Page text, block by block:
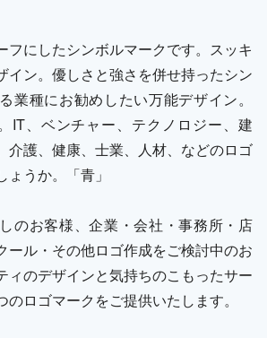
フにしたシンボルマークです。スッキ
イン。優しさと強さを併せ持ったシン
業種にお勧めしたい万能デザイン。
IT、ベンチャー、テクノロジー、建
介護、健康、士業、人材、などのロゴ
うか。「青」
のお客様、企業・会社・事務所・店
ール・その他ロゴ作成をご検討中のお
ィのデザインと気持ちのこもったサー
のロゴマークをご提供いたします。